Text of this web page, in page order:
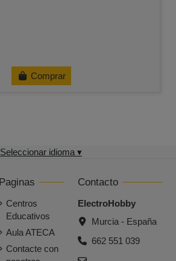
Comprar
Seleccionar idioma ▾
Paginas
Centros
Educativos
Aula ATECA
Contacte con
Contacto
ElectroHobby
Murcia - España
662 551 039